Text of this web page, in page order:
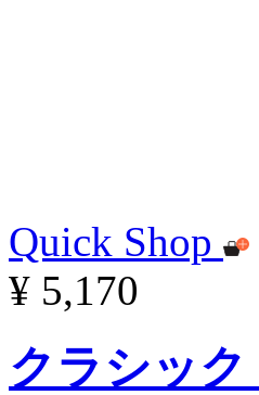
Quick Shop
¥ 5,170
クラシッ